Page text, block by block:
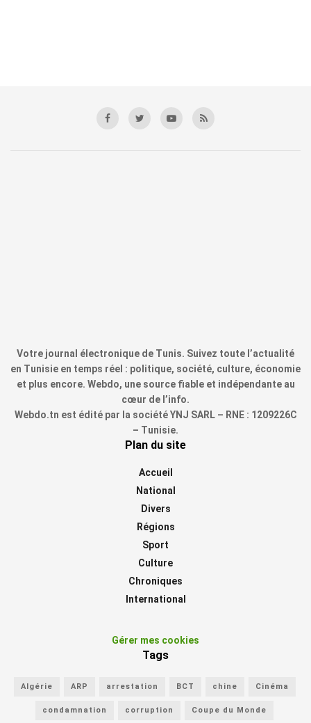
Votre journal électronique de Tunis. Suivez toute l’actualité
en Tunisie en temps réel : politique, société, culture, économie
et plus encore. Webdo, une source fiable et indépendante au
cœur de l’info.
Webdo.tn est édité par la société YNJ SARL – RNE : 1209226C
– Tunisie.
Plan du site
Accueil
National
Divers
Régions
Sport
Culture
Chroniques
International
Gérer mes cookies
Tags
Algérie ARP arrestation BCT chine Cinéma
condamnation corruption Coupe du Monde